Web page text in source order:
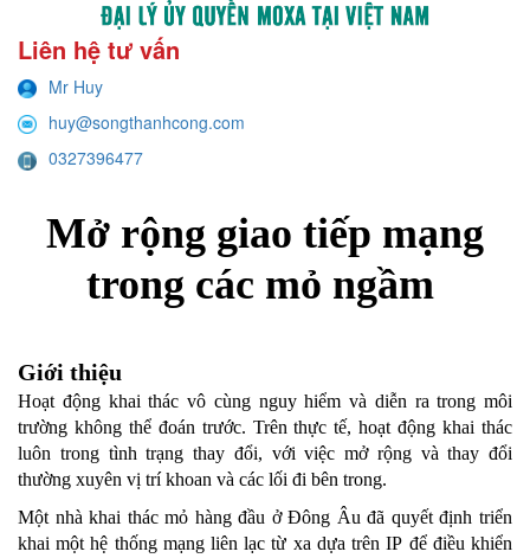
Liên hệ tư vấn
Mr Huy
huy@songthanhcong.com
0327396477
Mở rộng giao tiếp mạng
trong các mỏ ngầm
Giới thiệu
Hoạt động khai thác vô cùng nguy hiểm và diễn ra trong môi
trường không thể đoán trước. Trên thực tế, hoạt động khai thác
luôn trong tình trạng thay đổi, với việc mở rộng và thay đổi
thường xuyên vị trí khoan và các lối đi bên trong.
Một nhà khai thác mỏ hàng đầu ở Đông Âu đã quyết định triển
khai một hệ thống mạng liên lạc từ xa dựa trên IP để điều khiển